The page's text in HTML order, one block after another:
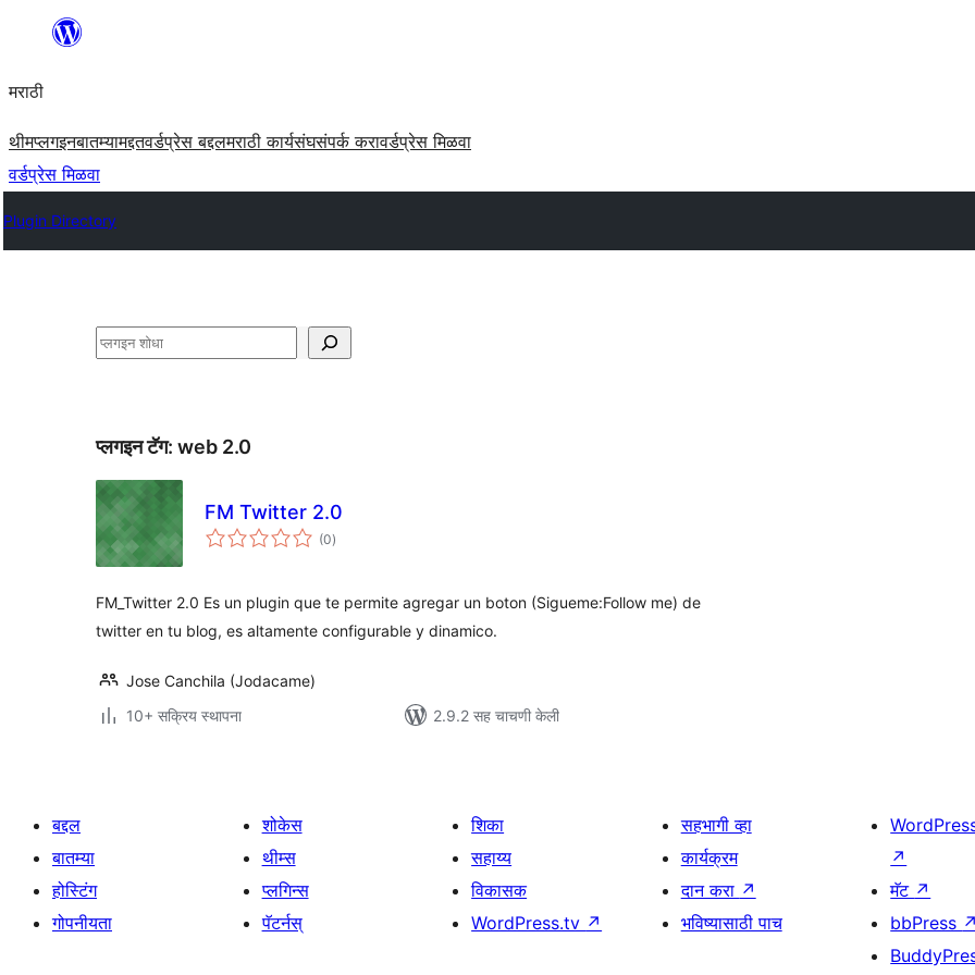
सामुग्रीवर
मराठी
थीमप्लगइनबातम्यामद्दतवर्डप्रेस बद्दलमराठी कार्यसंघसंपर्क करावर्डप्रेस मिळवा
वर्डप्रेस मिळवा
Plugin Directory
शोधा
प्लगइन टॅग: web 2.0
FM Twitter 2.0
(0एकूण
मूल्यांकन
)
FM_Twitter 2.0 Es un plugin que te permite agregar un boton (Sigueme:Follow me) de
twitter en tu blog, es altamente configurable y dinamico.
Jose Canchila (Jodacame)
10+ सक्रिय स्थापना
2.9.2 सह चाचणी केली
बद्दल
बातम्या
होस्टिंग
गोपनीयता
शोकेस
थीम्स
प्लगिन्स
पॅटर्नस्
शिका
सहाय्य
विकासक
WordPress.tv ↗
सहभागी व्हा
कार्यक्रम
दान करा ↗
भविष्यासाठी पाच
↗
मॅट ↗
bbPress ↗